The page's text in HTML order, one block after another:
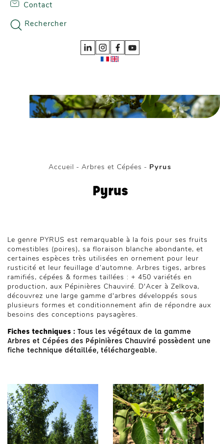
Skip to content
Contact
Rechercher
Accueil - Arbres et Cépées - Pyrus
Pyrus
Le genre PYRUS est remarquable à la fois pour ses fruits
comestibles (poires), sa floraison blanche abondante, et
certaines espèces très utilisées en ornement pour leur
rusticité et leur feuillage d’automne. Arbres tiges, arbres
ramifiés, cépées & formes taillées : + 450 variétés en
production, aux Pépinières Chauviré. D'Acer à Zelkova,
découvrez une large gamme d'arbres développés sous
plusieurs formes et conditionnement afin de répondre aux
besoins des conceptions paysagères.
Fiches techniques : Tous les végétaux de la gamme
Arbres et Cépées des Pépinières Chauviré possèdent une
fiche technique détaillée, téléchargeable.